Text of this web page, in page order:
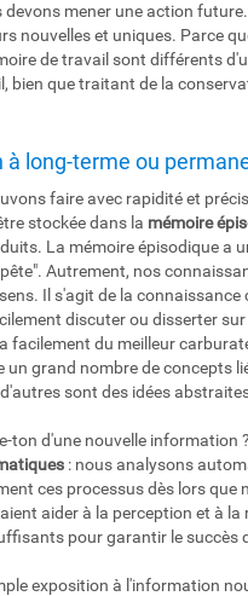
devons mener une action
nouvelles et uniques. Parce
de travail sont différents
bien que traitant de la
à long-terme ou
faire avec rapidité et
stockée dans la mémoire
La mémoire épisodique a
Autrement, nos
Il s'agit de la
discuter ou disserter
facilement du meilleur
un grand nombre de concepts
sont des idées
ton d'une nouvelle information
: nous analysons
ces processus dès lors
aider à la perception et à
pour garantir le
exposition à l'information